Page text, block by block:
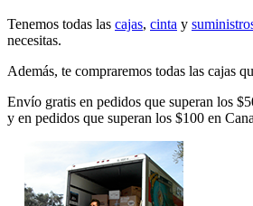
Tenemos todas las cajas, cinta y
necesitas.
Además, te compraremos todas las cajas
Envío gratis en pedidos que superan los
y en pedidos que superan los $100 en